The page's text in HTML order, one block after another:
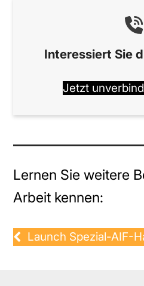
Interessiert Sie
Jetzt
Lernen Sie weitere
Arbeit kennen:
Launch Spezial-AIF-